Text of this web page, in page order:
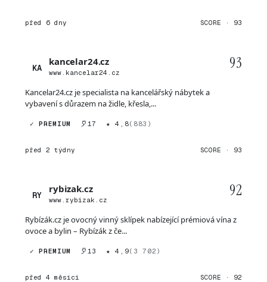
před 6 dny SCORE · 93
KA
kancelar24.cz
www.kancelar24.cz
93
Kancelar24.cz je specialista na kancelářský nábytek a
vybavení s důrazem na židle, křesla,...
✓ PREMIUM 17 ★ 4,8(883)
před 2 týdny SCORE · 93
RY
rybizak.cz
www.rybizak.cz
92
Rybízák.cz je ovocný vinný sklípek nabízející prémiová vína z
ovoce a bylin – Rybízák z če...
✓ PREMIUM 13 ★ 4,9(3 702)
před 4 měsíci SCORE · 92